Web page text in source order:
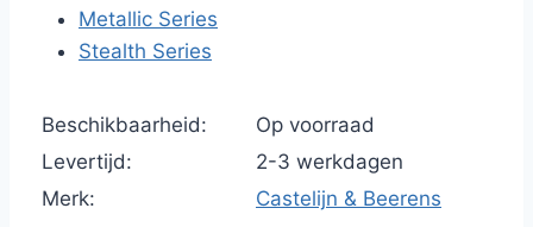
Metallic Series
Stealth Series
Beschikbaarheid:
Op voorraad
Levertijd:
2-3 werkdagen
Merk:
Castelijn & Beerens